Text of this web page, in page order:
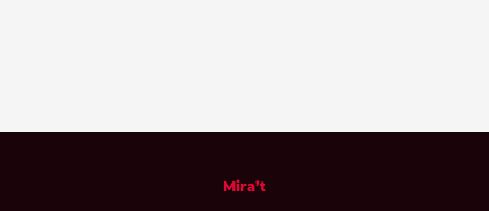
Mira’t